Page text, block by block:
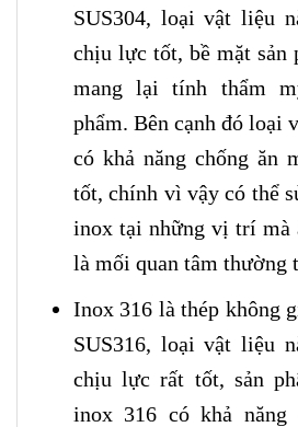
SUS304, loại vật liệu
chịu lực tốt, bề mặt sản
mang lại tính thẩm
phẩm. Bên cạnh đó loại
có khả năng chống ăn
tốt, chính vì vậy có thể
inox tại những vị trí mà
là mối quan tâm thường
Inox 316 là thép không
SUS316, loại vật liệu
chịu lực rất tốt, sản
inox 316 có khả